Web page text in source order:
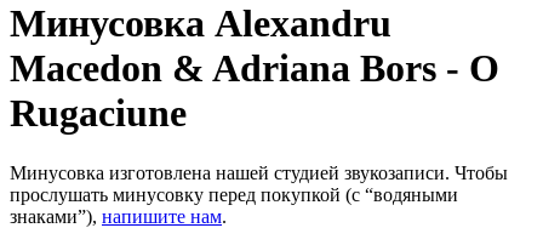
Минусовка Alexandru
Macedon & Adriana Bors - O
Rugaciune
Минусовка изготовлена нашей студией звукозаписи. Чтобы
прослушать минусовку перед покупкой (с “водяными
знаками”), напишите нам.